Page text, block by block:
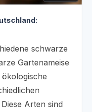
schwarze
Gartenameise
ökologische
Arten sind